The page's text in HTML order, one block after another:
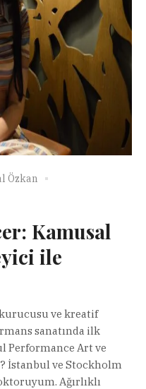
Özkan
Kamusal
ile
ve kreatif
sanatında ilk
Performance Art ve
İstanbul ve Stockholm
Ağırlıklı